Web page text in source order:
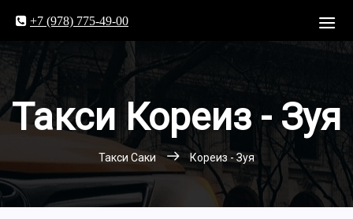
+7 (978) 775-49-00
Такси Кореиз - Зуя
Такси Саки Кореиз - Зуя